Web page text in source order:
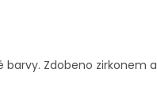
Zdobeno zirkonem a